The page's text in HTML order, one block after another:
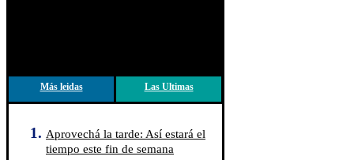
Más leidas Las Ultimas
Aprovechá la tarde: Así estará el
tiempo este fin de semana